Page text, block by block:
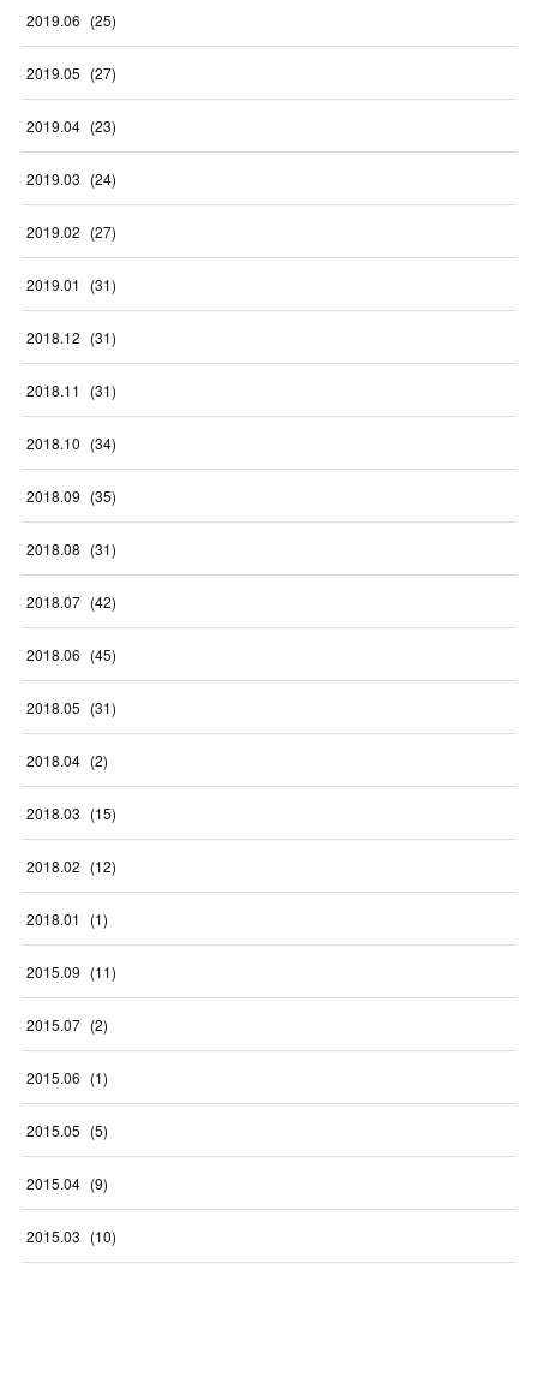
2019.06 (25)
2019.05 (27)
2019.04 (23)
2019.03 (24)
2019.02 (27)
2019.01 (31)
2018.12 (31)
2018.11 (31)
2018.10 (34)
2018.09 (35)
2018.08 (31)
2018.07 (42)
2018.06 (45)
2018.05 (31)
2018.04 (2)
2018.03 (15)
2018.02 (12)
2018.01 (1)
2015.09 (11)
2015.07 (2)
2015.06 (1)
2015.05 (5)
2015.04 (9)
2015.03 (10)